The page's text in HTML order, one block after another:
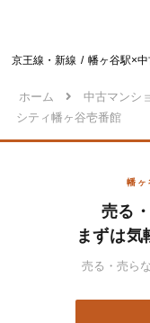
京王線・新線 幡ヶ谷駅×
ホーム 中古マンシ
シティ幡ヶ谷壱番館
幡ヶ
売る
まずは気
売る・売ら